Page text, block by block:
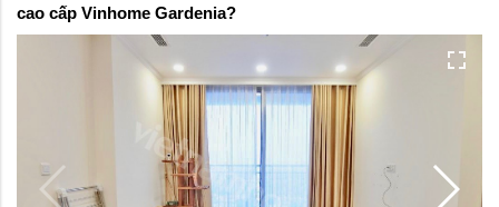
cao cấp Vinhome Gardenia?